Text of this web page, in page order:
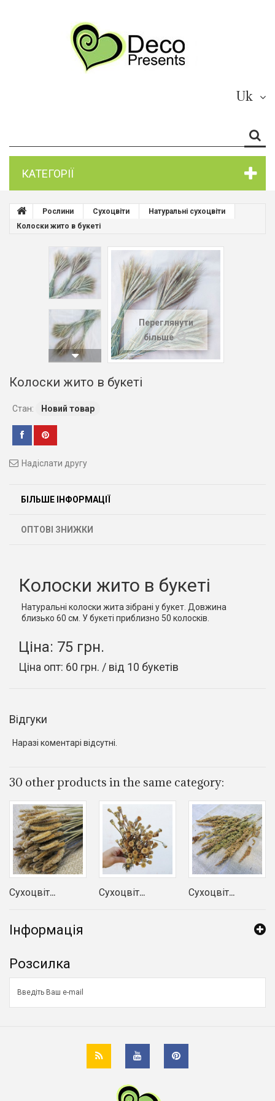
Uk
КАТЕГОРІЇ
Рослини Сухоцвіти
Натуральні сухоцвіти
Колоски жито в букеті
Переглянути
більше
Колоски жито в букеті
Стан: Новий товар
Надіслати другу
БІЛЬШЕ ІНФОРМАЦІЇ
ОПТОВІ ЗНИЖКИ
Колоски жито в букеті
Натуральні колоски жита зібрані у букет. Довжина
близько 60 см. У букеті приблизно 50 колосків.
Ціна: 75 грн.
Ціна опт: 60 грн. / від 10 букетів
Відгуки
Наразі коментарі відсутні.
30 other products in the same category:
Сухоцвіт... Сухоцвіт... Сухоцвіт...
Інформація
Розсилка